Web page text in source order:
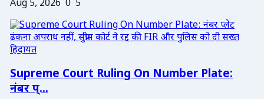
Aug 5, 2026 0 5
Supreme Court Ruling On Number Plate:
नंबर प्...